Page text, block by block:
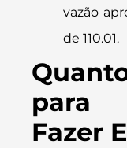
vazão
de 110.01​​.
para
Fazer